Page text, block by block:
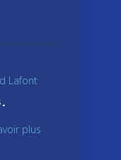
Lafont
plus